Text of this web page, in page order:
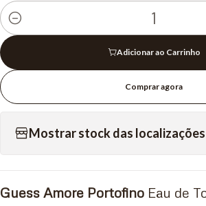
Quantidade
Adicionar ao Carrinho
Comprar agora
Mostrar stock das localizações
Guess Amore Portofino Eau de